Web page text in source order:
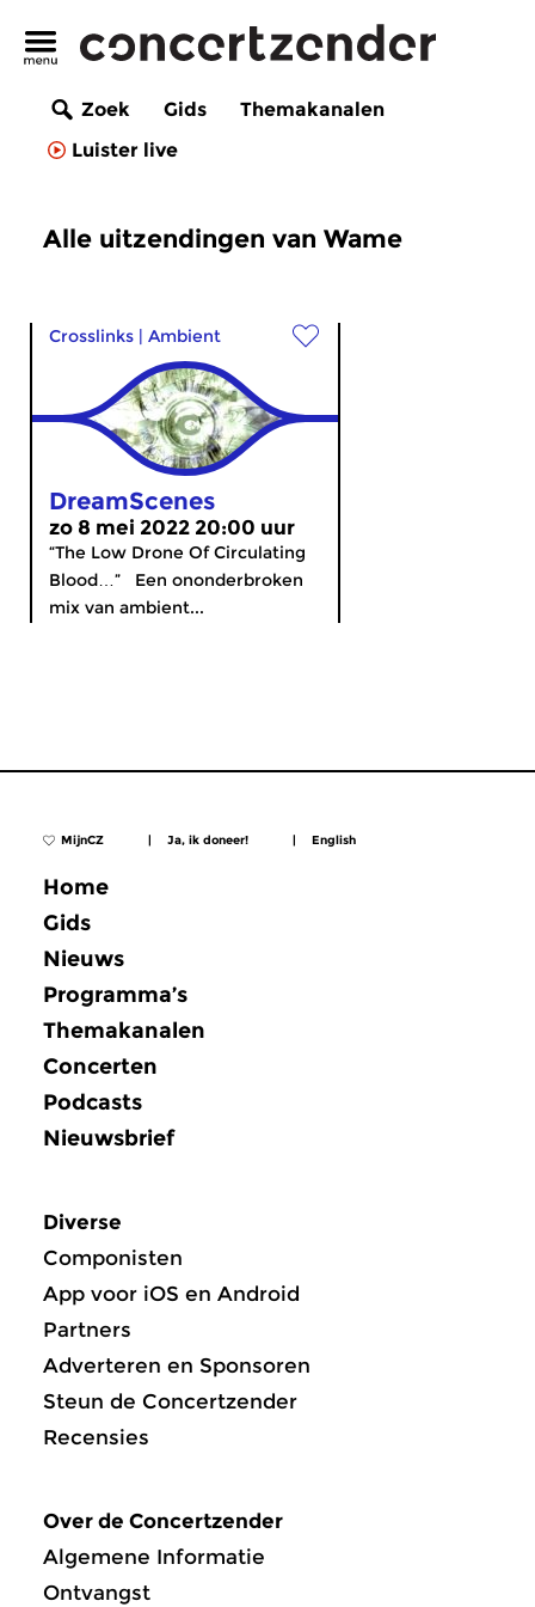
Zoek Gids
Themakanalen
Luister live
Alle uitzendingen van Wame
Crosslinks | Ambient
DreamScenes
zo 8 mei 2022 20:00 uur
“The Low Drone Of Circulating
Blood…” Een ononderbroken
mix van ambient...
MijnCZ | Ja, ik doneer! | English
Home
Gids
Nieuws
Programma’s
Themakanalen
Concerten
Podcasts
Nieuwsbrief
Diverse
Componisten
App voor iOS en Android
Partners
Adverteren en Sponsoren
Steun de Concertzender
Recensies
Over de Concertzender
Algemene Informatie
Ontvangst